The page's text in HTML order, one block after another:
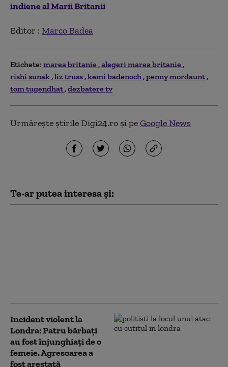
indiene al Marii Britanii
Editor : Marco Badea
Etichete: marea britanie alegeri marea britanie
rishi sunak liz truss kemi badenoch penny mordaunt
tom tugendhat dezbatere tv
Urmărește știrile Digi24.ro și peGoogle News
Te-ar putea interesa și:
Incident violent la
Londra: Patru bărbaţi
au fost înjunghiaţi de o
femeie. Agresoarea a
fost arestată